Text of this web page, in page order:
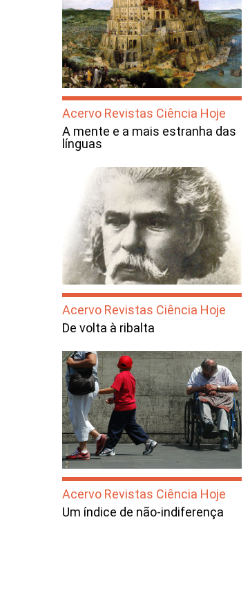
Acervo Revistas Ciência Hoje
A mente e a mais estranha das
línguas
Acervo Revistas Ciência Hoje
De volta à ribalta
Acervo Revistas Ciência Hoje
Um índice de não-indiferença